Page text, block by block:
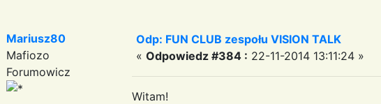
Mariusz80
Mafiozo
Forumowicz
Odp: FUN CLUB zespołu VISION TALK
« Odpowiedz #384 : 22-11-2014 13:11:24 »
Witam!